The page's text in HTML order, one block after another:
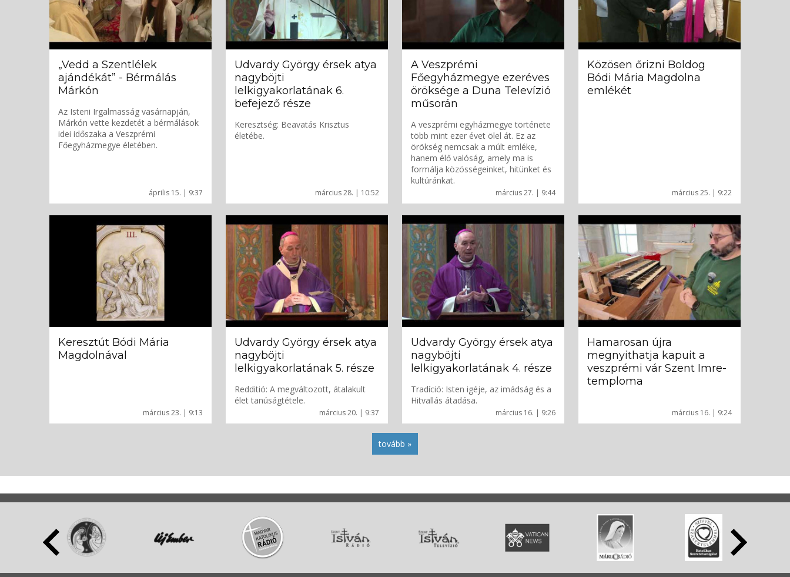
április 15. | 9:37
„Vedd a Szentlélek
ajándékát” - Bérmálás
Márkón
Az Isteni Irgalmasság vasárnapján,
Márkón vette kezdetét a bérmálások
idei időszaka a Veszprémi
Főegyházmegye életében.
március 28. | 10:52
Udvardy György érsek atya
nagyböjti
lelkigyakorlatának 6.
befejező része
Keresztség: Beavatás Krisztus
életébe.
március 27. | 9:44
A Veszprémi
Főegyházmegye ezeréves
öröksége a Duna Televízió
műsorán
A veszprémi egyházmegye története
több mint ezer évet ölel át. Ez az
örökség nemcsak a múlt emléke,
hanem élő valóság, amely ma is
formálja közösségeinket, hitünket és
kultúránkat.
március 25. | 9:22
Közösen őrizni Boldog
Bódi Mária Magdolna
emlékét
március 23. | 9:13
Keresztút Bódi Mária
Magdolnával
március 20. | 9:37
Udvardy György érsek atya
nagyböjti
lelkigyakorlatának 5. része
Redditió: A megváltozott, átalakult
élet tanúságtétele.
március 16. | 9:26
Udvardy György érsek atya
nagyböjti
lelkigyakorlatának 4. része
Tradíció: Isten igéje, az imádság és a
Hitvallás átadása.
március 16. | 9:24
Hamarosan újra
megnyithatja kapuit a
veszprémi vár Szent Imre-
temploma
tovább »